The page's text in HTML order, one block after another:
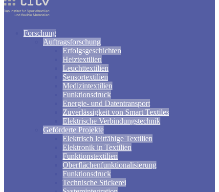
Forschung
Auftragsforschung
Erfolgsgeschichten
Heiztextilien
Leuchttextilien
Sensortextilien
Medizintextilien
Funktionsdruck
Energie- und Datentransport
Zuverlässigkeit von Smart Textiles
Elektrische Verbindungstechnik
Geförderte Projekte
Elektrisch leitfähige Textilien
Elektronik in Textilien
Funktionstextilien
Oberflächenfunktionalisierung
Funktionsdruck
Technische Stickerei